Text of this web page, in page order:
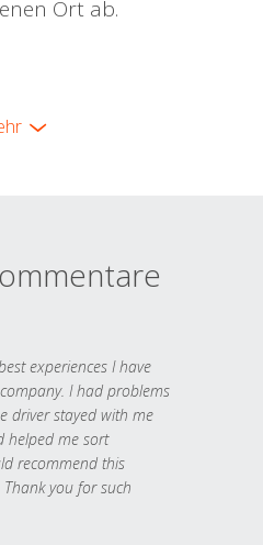
Ort ab.
experiences I have
I had problems
driver stayed with me
helped me sort
recommend this
you for such